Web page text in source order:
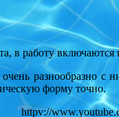
в работу включаются
разнообразно с
форму точно.
httpv://